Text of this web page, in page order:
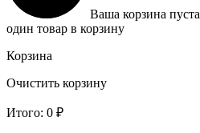
Ваша корзина пуста
один товар в корзину
Корзина
Очистить корзину
Итого: 0 ₽